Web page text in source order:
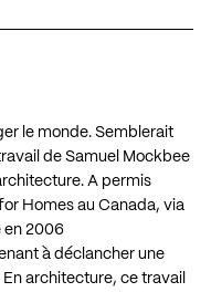
le monde. Semblerait
de Samuel Mockbee
A permis
Homes au Canada, via
en 2006
à déclancher une
architecture, ce travail